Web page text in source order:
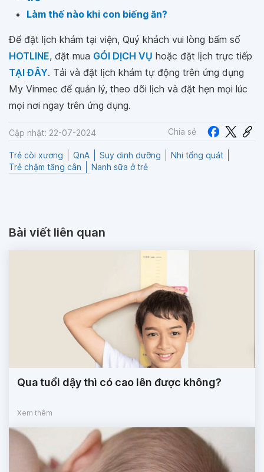
Làm thế nào khi con biếng ăn?
Để đặt lịch khám tại viện, Quý khách vui lòng bấm số
HOTLINE, đặt mua GÓI DỊCH VỤ hoặc đặt lịch trực tiếp
TẠI ĐÂY. Tải và đặt lịch khám tự động trên ứng dụng
My Vinmec để quản lý, theo dõi lịch và đặt hẹn mọi lúc
mọi nơi ngay trên ứng dụng.
Cập nhật: 22-07-2024 Chia sẻ
Trẻ còi xương QnA Suy dinh dưỡng
Nhi tổng quát
Trẻ chậm tăng cân
Nanh sữa ở trẻ
Bài viết liên quan
Qua tuổi dậy thì có cao lên được không?
Xem thêm